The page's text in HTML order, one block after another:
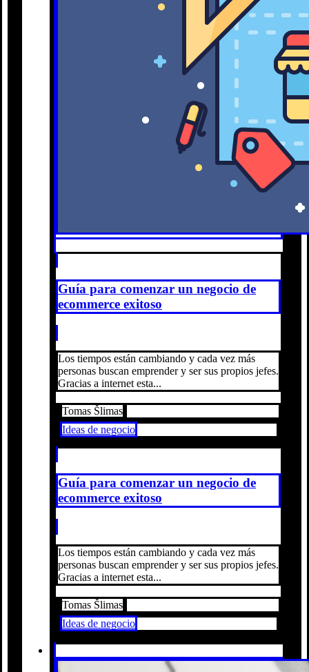
Guía para comenzar un negocio de
ecommerce exitoso
Los tiempos están cambiando y cada vez más
personas buscan emprender y ser sus propios jefes.
Gracias a internet esta...
Tomas Šlimas
Ideas de negocio
Guía para comenzar un negocio de
ecommerce exitoso
Los tiempos están cambiando y cada vez más
personas buscan emprender y ser sus propios jefes.
Gracias a internet esta...
Tomas Šlimas
Ideas de negocio